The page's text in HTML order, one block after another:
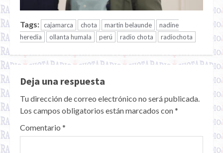
Tags: cajamarca chota martin belaunde
nadine
heredia
ollanta humala perú radio chota radiochota
Deja una respuesta
Tu dirección de correo electrónico no será publicada.
Los campos obligatorios están marcados con*
Comentario *